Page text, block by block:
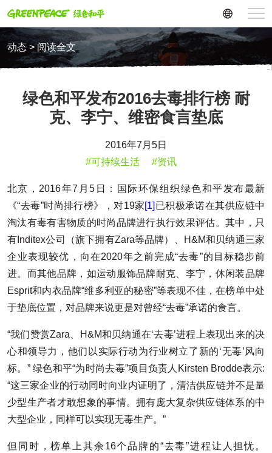
动态 > 阅读全文
绿色和平发布2016去毒排行榜 耐
克、李宁、维密食言垫底
2016年7月5日
#可持续生活
#资讯
北京，2016年7月5日：国际环保组织绿色和平发布最新
《“去毒”时尚排行榜》，对19家[1] 已积极承诺在其供应链中
淘汰有毒有害物质的时尚品牌进行执行效果评估。其中，只
有Inditex公司（旗下拥有Zara等品牌）、H&M和贝纳通三家
企业表现较优，向在2020年之前完成“去毒”的目标稳步前
进。而其他品牌，如运动服饰品牌耐克、李宁，休闲装品牌
Esprit和内衣品牌“维多利亚的秘密”等表现不佳，在榜单中处
于垫底位置，对品牌来说更是对曾经“去毒”承诺的食言。
“我们赞赏Zara、H&M和贝纳通在‘去毒’进程上表现出来的决
心和领导力，他们以实际行动为行业树立了新的‘无毒’风向
标。” 绿色和平“为时尚去毒”项目负责人Kirsten Brodde表示:
“这三家企业的行动同时向业内证明了，清洁供应链并不是量
少型生产者才敢想象的事情。拥有庞大复杂供应链体系的中
大型企业，同样可以实现无毒生产。”
但同时，榜单上其余16个品牌的“去毒”进程让人担忧。